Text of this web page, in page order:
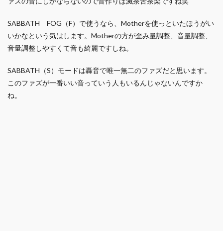
SABBATH FOG（F）で使うなら、Motherを使っといたほうがい
いかなという気はします。Motherの方が歪み量調整、音量調整、
音量調整しやすくて音も綺麗ですしね。
SABBATH（S）モードは轟音で唯一無二のファズだと思います。
このファズが一番いい音っていう人もいるんじゃないんですか
ね。